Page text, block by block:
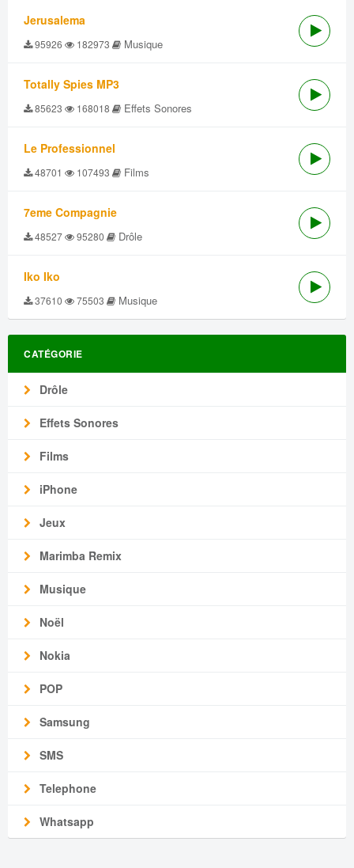
Jerusalema
95926 182973 Musique
Totally Spies MP3
85623 168018 Effets Sonores
Le Professionnel
48701 107493 Films
7eme Compagnie
48527 95280 Drôle
Iko Iko
37610 75503 Musique
CATÉGORIE
Drôle
Effets Sonores
Films
iPhone
Jeux
Marimba Remix
Musique
Noël
Nokia
POP
Samsung
SMS
Telephone
Whatsapp